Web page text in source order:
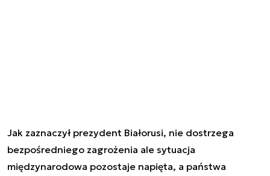
Jak zaznaczył prezydent Białorusi, nie dostrzega
bezpośredniego zagrożenia ale sytuacja
międzynarodowa pozostaje napięta, a państwa